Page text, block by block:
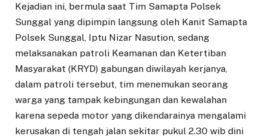
‎Kejadian ini, bermula saat Tim Samapta Polsek
Sunggal yang dipimpin langsung oleh Kanit Samapta
Polsek Sunggal, Iptu Nizar Nasution, sedang
melaksanakan patroli Keamanan dan Ketertiban
Masyarakat (KRYD) gabungan diwilayah kerjanya,
dalam patroli tersebut, tim menemukan seorang
warga yang tampak kebingungan dan kewalahan
karena sepeda motor yang dikendarainya mengalami
kerusakan di tengah jalan sekitar pukul 2.30 wib dini